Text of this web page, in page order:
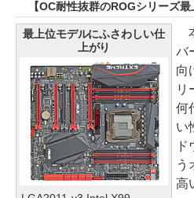
【OC耐性抜群のROGシリーズ最
最上位モデルにふさわしい仕
上がり
バ
向
リ
何
い
う
高